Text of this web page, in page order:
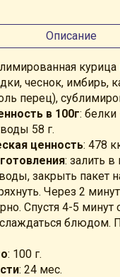
Описание
чеснок, имбирь,
перец),
в 100г:
58 г.
ценность: 478
: залить в
закрыть пакет
Через 2
. Спустя 4-5 минут
блюдом.
: 100 г.
: 24 мес.